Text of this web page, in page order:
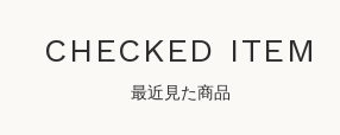
CHECKED ITEM
最近見た商品